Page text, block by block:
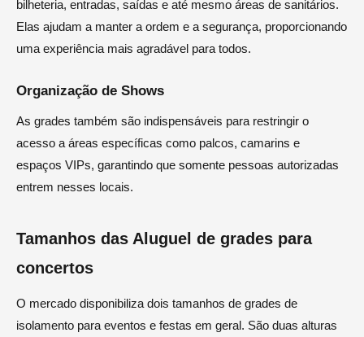
bilheteria, entradas, saídas e até mesmo áreas de sanitários.
Elas ajudam a manter a ordem e a segurança, proporcionando
uma experiência mais agradável para todos.
Organização de Shows
As grades também são indispensáveis para restringir o
acesso a áreas específicas como palcos, camarins e
espaços VIPs, garantindo que somente pessoas autorizadas
entrem nesses locais.
Tamanhos das Aluguel de grades para
concertos
O mercado disponibiliza dois tamanhos de grades de
isolamento para eventos e festas em geral. São duas alturas